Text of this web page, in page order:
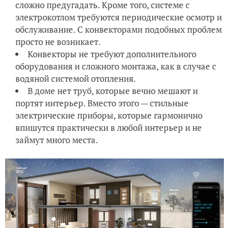
сложно предугадать. Кроме того, системе с
электрокотлом требуются периодические осмотр и
обслуживание. С конвекторами подобных проблем
просто не возникает.
Конвекторы не требуют дополнительного
оборудования и сложного монтажа, как в случае с
водяной системой отопления.
В доме нет труб, которые вечно мешают и
портят интерьер. Вместо этого — стильные
электрические приборы, которые гармонично
впишутся практически в любой интерьер и не
займут много места.